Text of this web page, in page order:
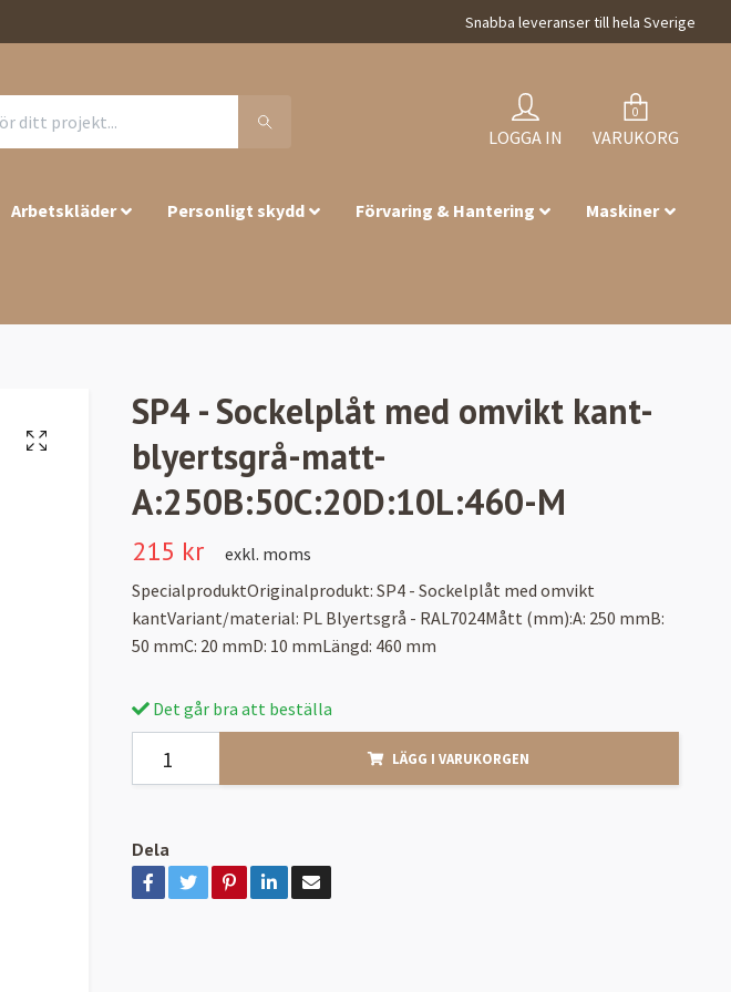
Snabba leveranser till hela Sverige
LOGGA IN
0
VARUKORG
Arbetskläder Personligt skydd Förvaring & Hantering Maskiner
SP4 - Sockelplåt med omvikt kant-
blyertsgrå-matt-
A:250B:50C:20D:10L:460-M
215 kr
exkl. moms
SpecialproduktOriginalprodukt: SP4 - Sockelplåt med omvikt
kantVariant/material: PL Blyertsgrå - RAL7024Mått (mm):A: 250 mmB:
50 mmC: 20 mmD: 10 mmLängd: 460 mm
Det går bra att beställa
LÄGG I VARUKORGEN
Dela